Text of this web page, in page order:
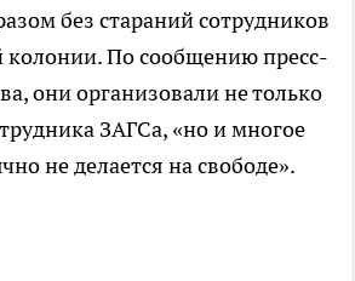
без стараний сотрудников
колонии. По сообщению пресс-
они организовали не только
ЗАГСа, «но и многое
не делается на свободе».